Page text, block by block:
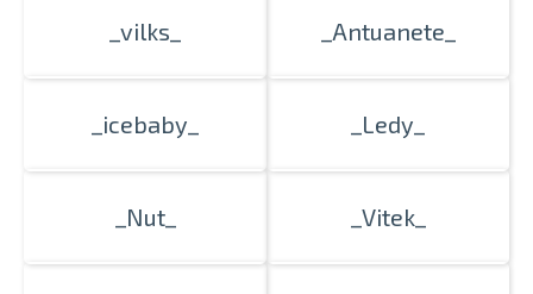
_vilks_ _Antuanete_
_icebaby_ _Ledy_
_Nut_ _Vitek_